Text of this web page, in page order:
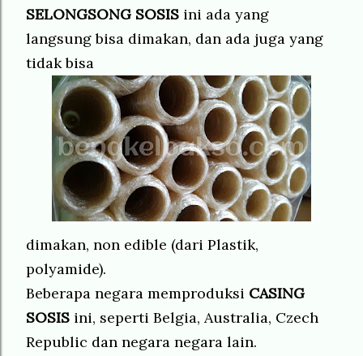
SELONGSONG SOSIS ini ada yang
langsung bisa dimakan, dan ada juga yang
tidak bisa
dimakan, non edible (dari Plastik,
polyamide).
Beberapa negara memproduksi CASING
SOSIS ini, seperti Belgia, Australia, Czech
Republic dan negara negara lain.